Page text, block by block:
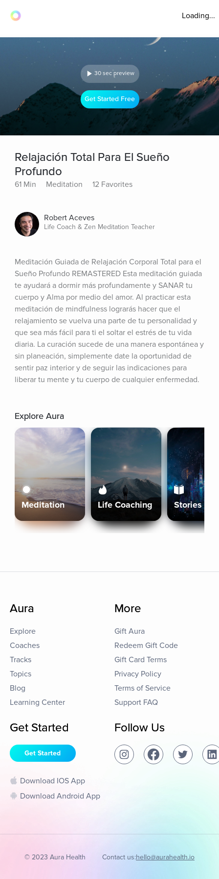
Loading...
30 sec preview
Get Started Free
Relajación Total Para El Sueño
Profundo
61 Min Meditation 12 Favorites
Robert Aceves
Life Coach & Zen Meditation Teacher
Meditación Guiada de Relajación Corporal Total para el
Sueño Profundo REMASTERED Esta meditación guiada
te ayudará a dormir más profundamente y SANAR tu
cuerpo y Alma por medio del amor. Al practicar esta
meditación de mindfulness lograrás hacer que el
relajamiento se vuelva una parte de tu personalidad y
que sea más fácil para ti el soltar el estrés de tu vida
diaria. La curación sucede de una manera espontánea y
sin planeación, simplemente date la oportunidad de
sentir paz interior y de seguir las indicaciones para
liberar tu mente y tu cuerpo de cualquier enfermedad.
Explore Aura
Meditation Life Coaching Stories
Aura
Explore
Coaches
Tracks
Topics
Blog
Learning Center
More
Gift Aura
Redeem Gift Code
Gift Card Terms
Privacy Policy
Terms of Service
Support FAQ
Get Started
Get Started
Download IOS App
Download Android App
Follow Us
© 2023 Aura Health Contact us:hello@aurahealth.io